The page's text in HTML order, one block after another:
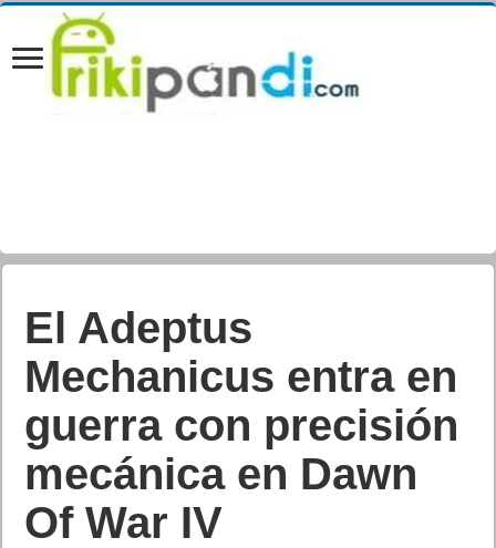
El Adeptus
Mechanicus entra en
guerra con precisión
mecánica en Dawn
Of War IV